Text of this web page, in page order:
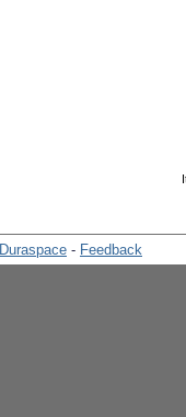
Duraspace - Feedback